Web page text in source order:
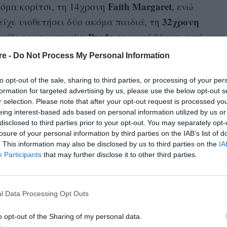
- Do Not Process My Personal Information
opt-out of the sale, sharing to third parties, or processing of your
for targeted advertising by us, please use the below opt-out
selection. Please note that after your opt-out request is processed
interest-based ads based on personal information utilized by us
to third parties prior to your opt-out. You may separately
of your personal information by third parties on the IAB’s list of
This information may also be disclosed by us to third parties on the
Participants that may further disclose it to other third parties.
Data Processing Opt Outs
opt-out of the Sharing of my personal data.
κορίτσι, τη 14χρονη Faith Margaret, ενώ
υιοθετήσει δύο ακόμα παιδιά, τη 32χρονη
με κοστούμιPradaσε καφέ δέρμα, από
μοντέλο εξήγησε γιατί έπρεπε να
να κάνει τα πρώτα της βήματα στη μόδα:
δεν θα ασχολούμουν επαγγελματικά με
ότι τοσχολείοέπρεπε πάντα να
μισούσα, αλλά τελικά είμαι χαρούμενη που
με κράτησαν προσγειωμένη».
ήταν ότι δεν θα ασχολούμουν
να γίνω 16 ετών. Ο δεύτερος, ότι το